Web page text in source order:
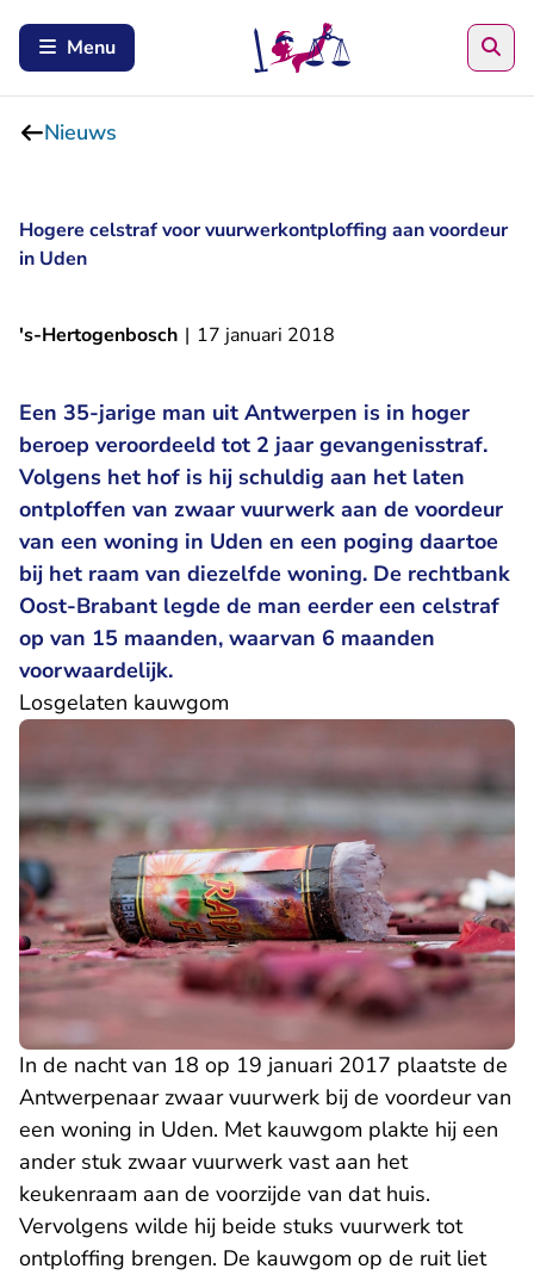
Menu
Nieuws
Hogere celstraf voor vuurwerkontploffing aan voordeur
in Uden
's-Hertogenbosch | 17 januari 2018
Een 35-jarige man uit Antwerpen is in hoger
beroep veroordeeld tot 2 jaar gevangenisstraf.
Volgens het hof is hij schuldig aan het laten
ontploffen van zwaar vuurwerk aan de voordeur
van een woning in Uden en een poging daartoe
bij het raam van diezelfde woning. De rechtbank
Oost-Brabant legde de man eerder een celstraf
op van 15 maanden, waarvan 6 maanden
voorwaardelijk.
Losgelaten kauwgom
In de nacht van 18 op 19 januari 2017 plaatste de
Antwerpenaar zwaar vuurwerk bij de voordeur van
een woning in Uden. Met kauwgom plakte hij een
ander stuk zwaar vuurwerk vast aan het
keukenraam aan de voorzijde van dat huis.
Vervolgens wilde hij beide stuks vuurwerk tot
ontploffing brengen. De kauwgom op de ruit liet